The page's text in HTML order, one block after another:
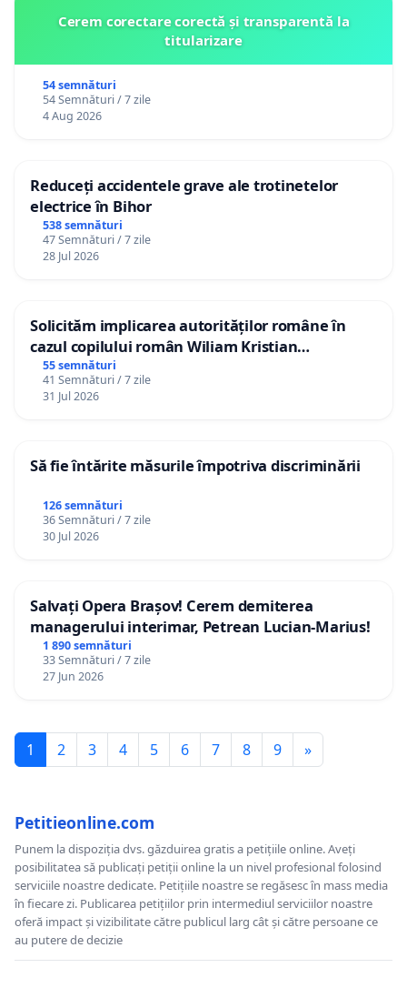
Cerem corectare corectă și transparentă la
titularizare
54 semnături
54 Semnături / 7 zile
4 Aug 2026
Reduceți accidentele grave ale trotinetelor
electrice în Bihor
538 semnături
47 Semnături / 7 zile
28 Jul 2026
Solicităm implicarea autorităților române în
cazul copilului român Wiliam Kristian
Gheorghe, aflat în plasament în Danemarca de
12 ani
55 semnături
41 Semnături / 7 zile
31 Jul 2026
Să fie întărite măsurile împotriva discriminării
126 semnături
36 Semnături / 7 zile
30 Jul 2026
Salvați Opera Brașov! Cerem demiterea
managerului interimar, Petrean Lucian-Marius!
1 890 semnături
33 Semnături / 7 zile
27 Jun 2026
1 2 3 4 5 6 7 8 9 »
Petitieonline.com
Punem la dispoziția dvs. găzduirea gratis a petițiile online. Aveți
posibilitatea să publicați petiții online la un nivel profesional folosind
serviciile noastre dedicate. Petițiile noastre se regăsesc în mass media
în fiecare zi. Publicarea petițiilor prin intermediul serviciilor noastre
oferă impact și vizibilitate către publicul larg cât și către persoane ce
au putere de decizie